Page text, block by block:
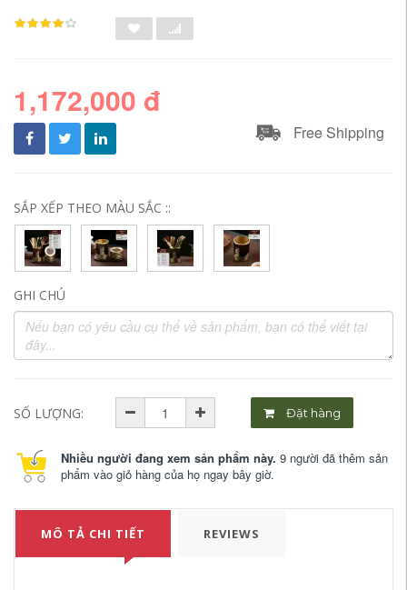
1,172,000 đ
Free Shipping
SẮP XẾP THEO MÀU SẮC ::
GHI CHÚ
SỐ LƯỢNG: Đặt hàng
Nhiều người đang xem sản phẩm này. 9 người đã thêm sản
phẩm vào giỏ hàng của họ ngay bây giờ.
MÔ TẢ CHI TIẾT REVIEWS